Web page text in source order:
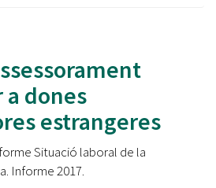
dones
estrangeres
Situació laboral de la
Informe 2017.